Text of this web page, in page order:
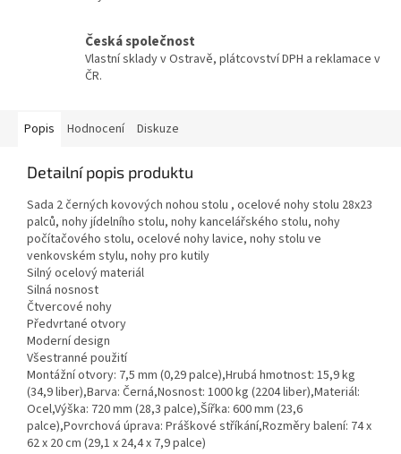
Česká společnost
Vlastní sklady v Ostravě, plátcovství DPH a reklamace v
ČR.
Popis Hodnocení Diskuze
Detailní popis produktu
Sada 2 černých kovových nohou stolu , ocelové nohy stolu 28x23
palců, nohy jídelního stolu, nohy kancelářského stolu, nohy
počítačového stolu, ocelové nohy lavice, nohy stolu ve
venkovském stylu, nohy pro kutily
Silný ocelový materiál
Silná nosnost
Čtvercové nohy
Předvrtané otvory
Moderní design
Všestranné použití
Montážní otvory: 7,5 mm (0,29 palce),Hrubá hmotnost: 15,9 kg
(34,9 liber),Barva: Černá,Nosnost: 1000 kg (2204 liber),Materiál:
Ocel,Výška: 720 mm (28,3 palce),Šířka: 600 mm (23,6
palce),Povrchová úprava: Práškové stříkání,Rozměry balení: 74 x
62 x 20 cm (29,1 x 24,4 x 7,9 palce)